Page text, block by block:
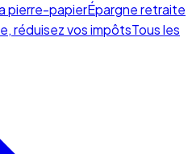
pierre-papierÉpargne retraite
réduisez vos impôtsTous les